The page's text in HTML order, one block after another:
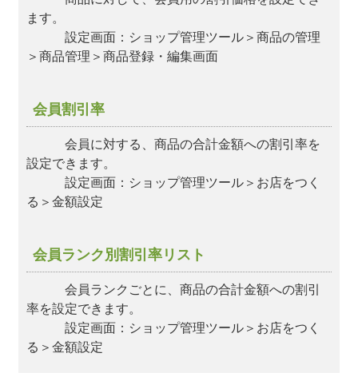
ます。
設定画面：ショップ管理ツール＞商品の管理
＞商品管理＞商品登録・編集画面
会員割引率
会員に対する、商品の合計金額への割引率を
設定できます。
設定画面：ショップ管理ツール＞お店をつく
る＞金額設定
会員ランク別割引率リスト
会員ランクごとに、商品の合計金額への割引
率を設定できます。
設定画面：ショップ管理ツール＞お店をつく
る＞金額設定